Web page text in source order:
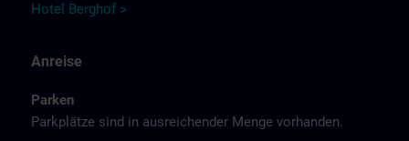
Hotel Berghof >
Anreise
Parken
Parkplätze sind in ausreichender Menge vorhanden.